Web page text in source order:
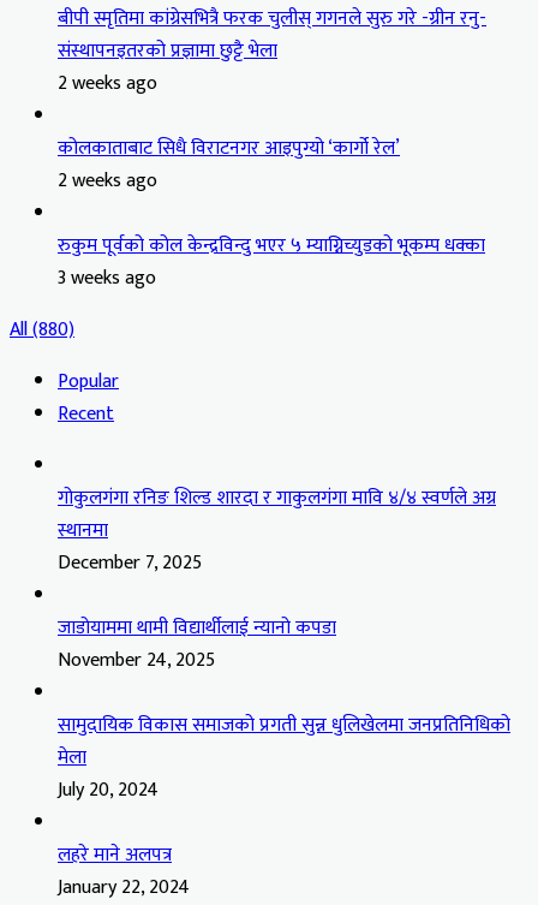
बीपी स्मृतिमा कांग्रेसभित्रै फरक चुलीस् गगनले सुरु गरे -ग्रीन रनु-
संस्थापनइतरको प्रज्ञामा छुट्टै भेला
2 weeks ago
कोलकाताबाट सिधै विराटनगर आइपुग्यो ‘कार्गो रेल’
2 weeks ago
रुकुम पूर्वको कोल केन्द्रविन्दु भएर ५ म्याग्निच्युडको भूकम्प धक्का
3 weeks ago
All (880)
Popular
Recent
गोकुलगंगा रनिङ शिल्ड शारदा र गाकुलगंगा मावि ४/४ स्वर्णले अग्र
स्थानमा
December 7, 2025
जाडोयाममा थामी विद्यार्थीलाई न्यानो कपडा
November 24, 2025
सामुदायिक विकास समाजको प्रगती सुन्न धुलिखेलमा जनप्रतिनिधिको
मेला
July 20, 2024
लहरे माने अलपत्र
January 22, 2024